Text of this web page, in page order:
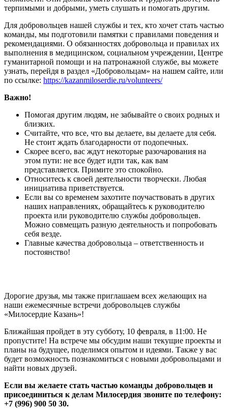
терпимыми и добрыми, уметь слушать и помогать другим.
Для добровольцев нашей службы и тех, кто хочет стать частью
команды, мы подготовили памятки с правилами поведения и
рекомендациями. О обязанностях добровольца и правилах их
выполнения в медицинском, социальном учреждении, Центре
гуманитарной помощи и на патронажной службе, вы можете
узнать, перейдя в раздел «Добровольцам» на нашем сайте, или
по ссылке: https://kazanmiloserdie.ru/volunteers/
Важно!
Помогая другим людям, не забывайте о своих родных и
близких.
Считайте, что все, что вы делаете, вы делаете для себя.
Не стоит ждать благодарности от подопечных.
Скорее всего, вас ждут некоторые разочарования на
этом пути: не все будет идти так, как вам
представляется. Примите это спокойно.
Относитесь к своей деятельности творчески. Любая
инициатива приветствуется.
Если вы со временем захотите поучаствовать в других
наших направлениях, обращайтесь к руководителю
проекта или руководителю службы добровольцев.
Можно совмещать разную деятельность и попробовать
себя везде.
Главные качества добровольца – ответственность и
постоянство!
Дорогие друзья, мы также приглашаем всех желающих на
наши ежемесячные встречи добровольцев службы
«Милосердие Казань»!
Ближайшая пройдет в эту субботу, 10 февраля, в 11:00. Не
пропустите! На встрече мы обсудим наши текущие проекты и
планы на будущее, поделимся опытом и идеями. Также у вас
будет возможность познакомиться с новыми добровольцами и
найти новых друзей.
Если вы желаете стать частью команды добровольцев и
присоединиться к делам Милосердия звоните по телефону:
+7 (996) 900 50 30.